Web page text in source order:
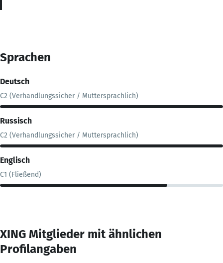
Sprachen
Deutsch
C2 (Verhandlungssicher / Muttersprachlich)
Russisch
C2 (Verhandlungssicher / Muttersprachlich)
Englisch
C1 (Fließend)
XING Mitglieder mit ähnlichen
Profilangaben